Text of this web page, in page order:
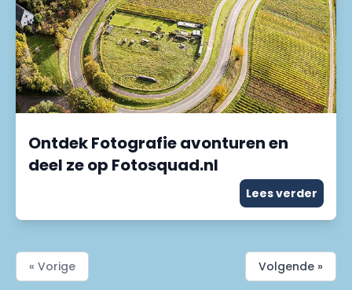
Ontdek Fotografie avonturen en
deel ze op Fotosquad.nl
Lees verder
« Vorige Volgende »